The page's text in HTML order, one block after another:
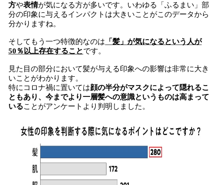
方や表情が気になる方が多いです。いわゆる「ふるまい」部
分の印象に与えるインパクトは大きいことがこのデータから
分かりますね。
そしてもう一つ特徴的なのは 「髪」が気になるという人が
50％以上存在することです。
見た目の部分において髪が与える印象への影響は非常に大き
いことがわかります。
特にコロナ禍に置いては顔の半分がマスクによって隠れるこ
ともあり、今までより一層髪への意識というものは高まって
いることがアンケートより判明しました。